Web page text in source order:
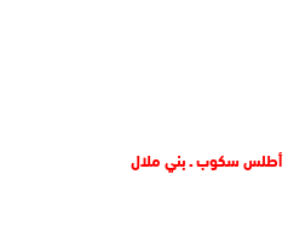
أطلس سكوب ـ بني ملال